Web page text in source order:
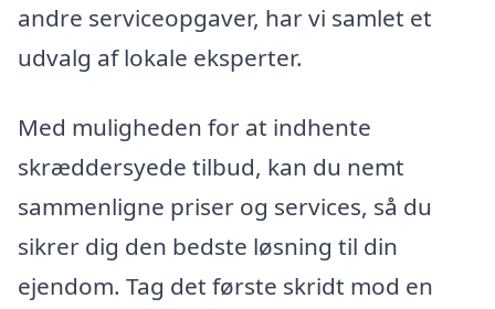
andre serviceopgaver, har vi samlet et
udvalg af lokale eksperter.
Med muligheden for at indhente
skræddersyede tilbud, kan du nemt
sammenligne priser og services, så du
sikrer dig den bedste løsning til din
ejendom. Tag det første skridt mod en